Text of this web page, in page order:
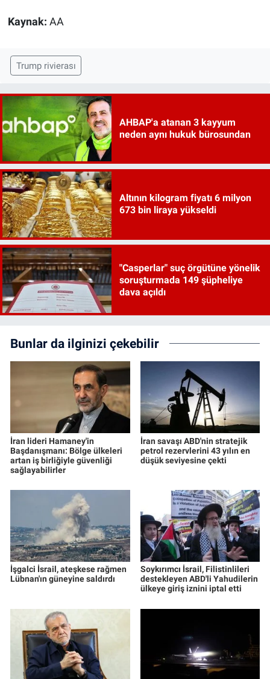
Kaynak: AA
Trump rivierası
AHBAP'a atanan 3 kayyum
neden aynı hukuk bürosundan
Altının kilogram fiyatı 6 milyon
673 bin liraya yükseldi
"Casperlar" suç örgütüne yönelik
soruşturmada 149 şüpheliye
dava açıldı
Bunlar da ilginizi çekebilir
İran lideri Hamaney'in
Başdanışmanı: Bölge ülkeleri
artan iş birliğiyle güvenliği
sağlayabilirler
İran savaşı ABD'nin stratejik
petrol rezervlerini 43 yılın en
düşük seviyesine çekti
İşgalci İsrail, ateşkese rağmen
Lübnan'ın güneyine saldırdı
Soykırımcı İsrail, Filistinlileri
destekleyen ABD'li Yahudilerin
ülkeye giriş iznini iptal etti